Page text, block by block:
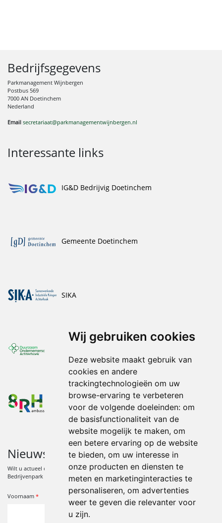
Wij gebruiken cookies
Deze website maakt gebruik van
cookies en andere
trackingtechnologieën om uw
browse-ervaring te verbeteren
voor de volgende doeleinden: om
de basisfunctionaliteit van de
website mogelijk te maken, om
een betere ervaring op de website
te bieden, om uw interesse in
onze producten en diensten te
meten en marketinginteracties te
personaliseren, om advertenties
weer te geven die relevanter voor
u zijn.
Bedrijfsgegevens
Parkmanagement Wijnbergen
Postbus 569
7000 AN Doetinchem
Nederland
Email secretariaat@parkmanagementwijnbergen.nl
Interessante links
IG&D Bedrijvig Doetinchem
Gemeente Doetinchem
SIKA
Nieuwsbrief
Wilt u actueel op de hoogte blijven van ontwikkelingen en activiteiten op
Bedrijvenpark Wijnbergen? Meld u zich dan aan voor de Nieuwsbrief.
*Verplicht veld
Voornaam *